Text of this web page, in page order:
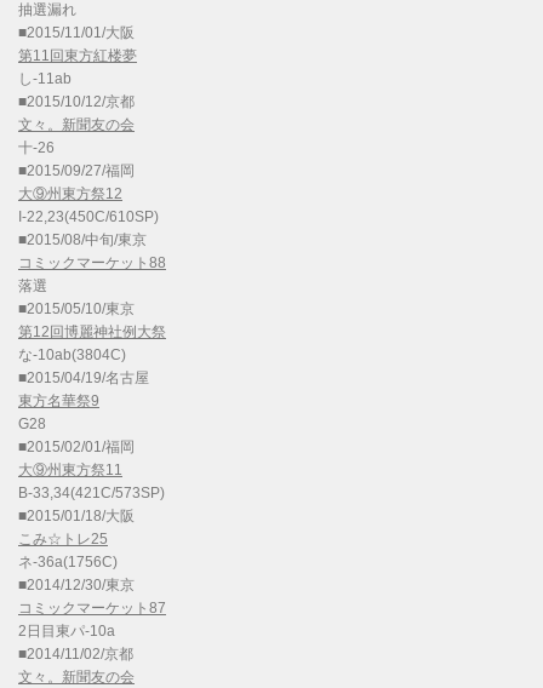
抽選漏れ
■2015/11/01/大阪
第11回東方紅楼夢
し-11ab
■2015/10/12/京都
文々。新聞友の会
十-26
■2015/09/27/福岡
大⑨州東方祭12
I-22,23(450C/610SP)
■2015/08/中旬/東京
コミックマーケット88
落選
■2015/05/10/東京
第12回博麗神社例大祭
な-10ab(3804C)
■2015/04/19/名古屋
東方名華祭9
G28
■2015/02/01/福岡
大⑨州東方祭11
B-33,34(421C/573SP)
■2015/01/18/大阪
こみ☆トレ25
ネ-36a(1756C)
■2014/12/30/東京
コミックマーケット87
2日目東パ-10a
■2014/11/02/京都
文々。新聞友の会